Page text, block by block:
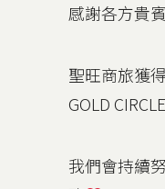
感謝各方貴
聖旺商旅獲
GOLD
我們會持續